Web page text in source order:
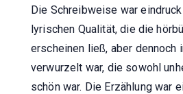
Die Schreibweise war
lyrischen Qualität, die die
erscheinen ließ, aber dennoch
verwurzelt war, die sowohl
schön war. Die Erzählung war